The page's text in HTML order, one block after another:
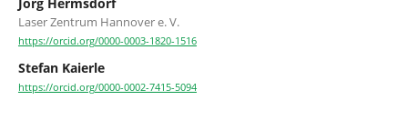
Laser Zentrum Hannover e. V.
https://orcid.org/0000-0003-1820-1516
Stefan Kaierle
https://orcid.org/0000-0002-7415-5094